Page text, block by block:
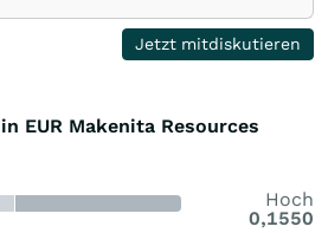
Jetzt mitdiskutieren
EUR Makenita Resources
Hoch
0,1550